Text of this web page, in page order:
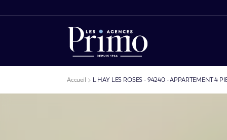
Accueil L HAY LES ROSES - 94240 - APPARTEMENT 4